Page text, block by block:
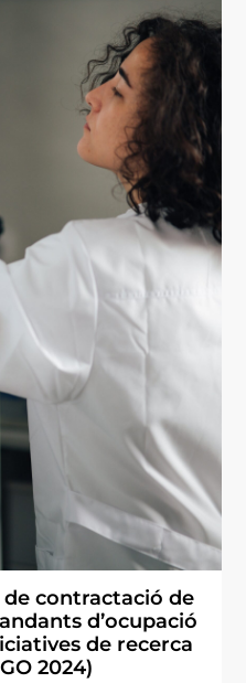
contractació de
d’ocupació
de recerca
2024)